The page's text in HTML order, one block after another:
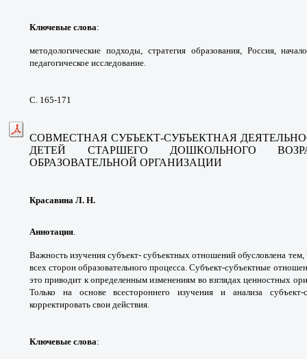
Ключевые слова:
методологические подходы, стратегия образования, Россия,
педагогическое исследование.
С. 165-171
СОВМЕСТНАЯ СУБЪЕКТ-СУБЪЕКТНАЯ
ДЕТЕЙ СТАРШЕГО ДОШКОЛЬНОГО
ОБРАЗОВАТЕЛЬНОЙ ОРГАНИЗАЦИИ
Красавина Л. Н.
Аннотация.
Важность изучения субъект- субъектных отношений обусловлена тем,
всех сторон образовательного процесса. Субъект-субъектные
это приводит к определенным изменениям во взглядах ценностных
Только на основе всестороннего изучения и анализа
корректировать свои действия.
Ключевые слова: